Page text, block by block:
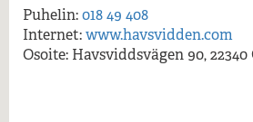
Ravintola Havsvidden ,
Geta
Puhelin:018 49 408
Internet:www.havsvidden.com
Osoite: Havsviddsvägen 90, 22340